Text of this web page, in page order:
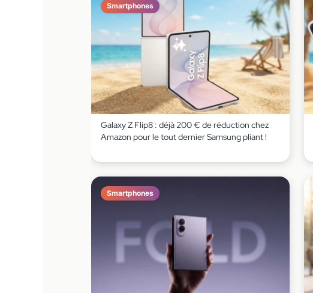
Smartphones
Galaxy Z Flip8 : déjà 200 € de réduction chez
Amazon pour le tout dernier Samsung pliant !
Smartphones